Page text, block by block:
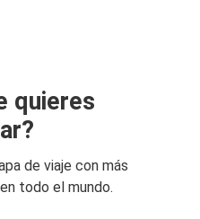
quieres
de viaje con más
todo el mundo.